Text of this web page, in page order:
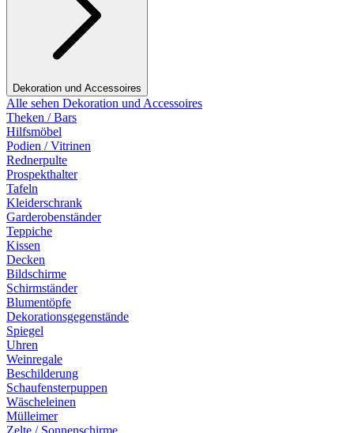
Dekoration und Accessoires
Alle sehen Dekoration und Accessoires
Theken / Bars
Hilfsmöbel
Podien / Vitrinen
Rednerpulte
Prospekthalter
Tafeln
Kleiderschrank
Garderobenständer
Teppiche
Kissen
Decken
Bildschirme
Schirmständer
Blumentöpfe
Dekorationsgegenstände
Spiegel
Uhren
Weinregale
Beschilderung
Schaufensterpuppen
Wäscheleinen
Mülleimer